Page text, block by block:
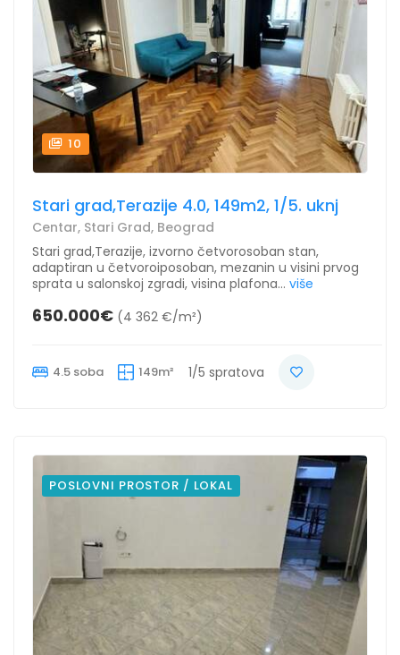
10
Stari grad,Terazije 4.0, 149m2, 1/5. uknj
Centar, Stari Grad, Beograd
Stari grad,Terazije, izvorno četvorosoban stan,
adaptiran u četvoroiposoban, mezanin u visini prvog
sprata u salonskoj zgradi, visina plafona... više
650.000€ (4 362 €/m²)
4.5 soba 149m² 1/5 spratova
POSLOVNI PROSTOR / LOKAL